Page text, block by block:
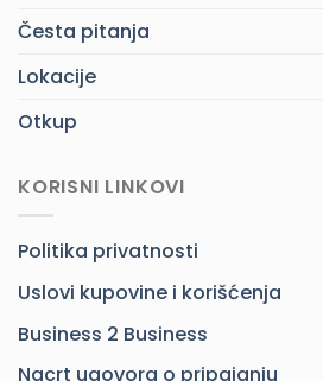
Česta pitanja
Lokacije
Otkup
KORISNI LINKOVI
Politika privatnosti
Uslovi kupovine i korišćenja
Business 2 Business
Nacrt ugovora o pripajanju